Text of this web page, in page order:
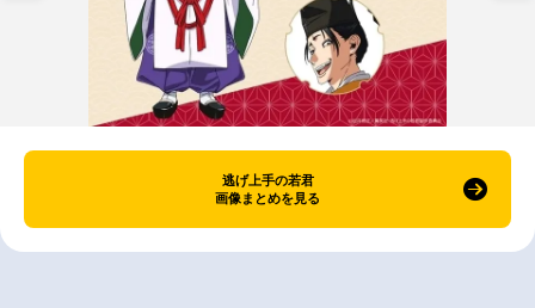
逃げ上手の若君
画像まとめを見る